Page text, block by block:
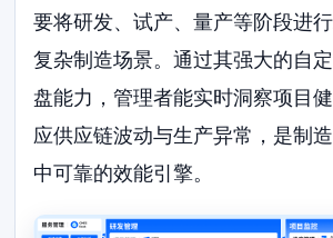
要将研发、试产、量产等阶段进
复杂制造场景。通过其强大的自
盘能力，管理者能实时洞察项目
应供应链波动与生产异常，是制
中可靠的效能引擎。